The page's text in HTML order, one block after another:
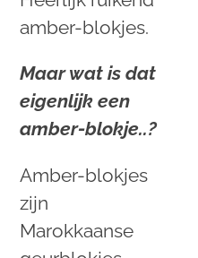
amber-blokjes.
Maar wat is dat
eigenlijk een
amber-blokje..?
Amber-blokjes
zijn
Marokkaanse